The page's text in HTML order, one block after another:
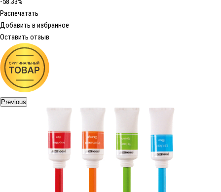
Распечатать
Добавить в избранное
Оставить отзыв
Previous